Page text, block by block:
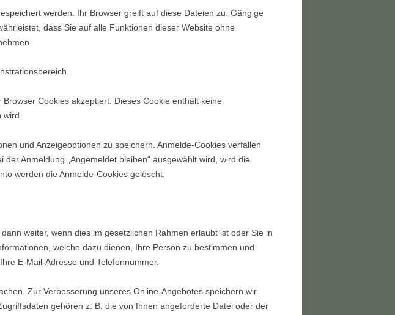
werden. Ihr Browser greift auf diese Dateien zu. Gängige
dass Sie auf alle Funktionen dieser Website ohne
Cookies akzeptiert. Dieses Cookie enthält keine
und Anzeigeoptionen zu speichern. Anmelde-Cookies verfallen
Anmeldung „Angemeldet bleiben“ ausgewählt wird, wird die
werden die Anmelde-Cookies gelöscht.
weiter, wenn dies im gesetzlichen Rahmen erlaubt ist oder Sie in
welche dazu dienen, Ihre Person zu bestimmen und
E-Mail-Adresse und Telefonnummer.
Zur Verbesserung unseres Online-Angebotes speichern wir
gehören z. B. die von Ihnen angeforderte Datei oder der